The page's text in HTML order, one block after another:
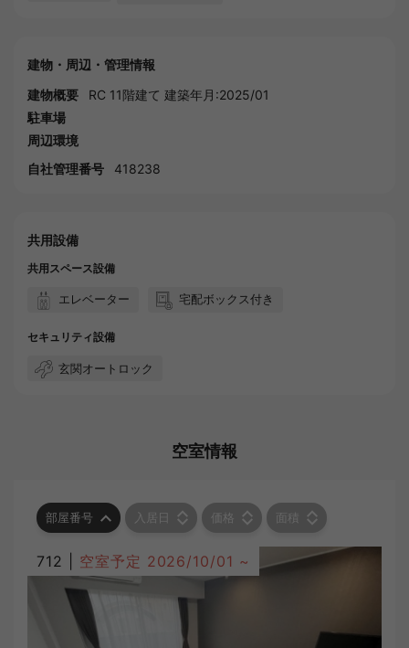
建物・周辺・管理情報
建物概要
RC 11階建て 建築年月:2025/01
駐車場
周辺環境
自社管理番号
418238
共用設備
共用スペース設備
エレベーター 宅配ボックス付き
セキュリティ設備
玄関オートロック
空室情報
部屋番号 入居日 価格 面積
712 | 空室予定 2026/10/01 ~